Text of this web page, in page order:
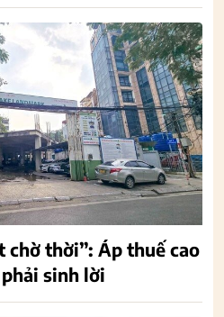
chờ thời”: Áp thuế cao
sinh lời